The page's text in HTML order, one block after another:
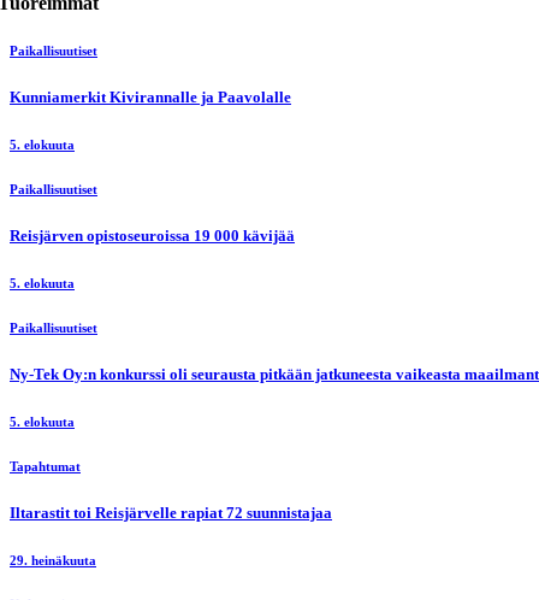
Paikallisuutiset
Kunniamerkit Kivirannalle ja Paavolalle
5. elokuuta
Paikallisuutiset
Reisjärven opistoseuroissa 19 000 kävijää
5. elokuuta
Paikallisuutiset
Ny-Tek Oy:n konkurssi oli seurausta pitkään jatkuneesta vaikeasta
5. elokuuta
Tapahtumat
Iltarastit toi Reisjärvelle rapiat 72 suunnistajaa
29. heinäkuuta